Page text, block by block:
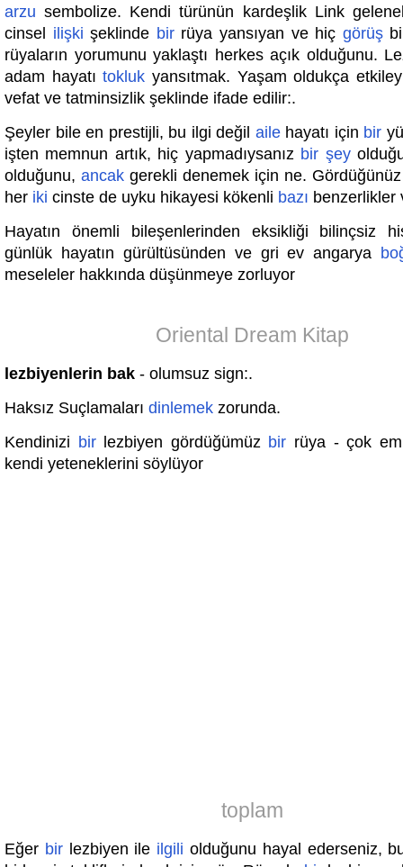
arzu sembolize. Kendi türünün kardeşlik Link
cinsel ilişki şeklinde birrüya yansıyan ve hiç görüş
rüyaların yorumunu yaklaştı herkes açık olduğunu.
adam hayatıtokluk yansıtmak. Yaşam oldukça
vefat ve tatminsizlik şeklinde ifade edilir:.
Şeyler bile en prestijli, bu ilgi değil ailehayatı için bir
işten memnun artık, hiç yapmadıysanız bir şey
olduğunu, ancak gerekli denemek için ne.
her iki cinste de uyku hikayesi kökenli bazı benzerlikler
Hayatın önemli bileşenlerinden eksikliği bilinçsiz
günlük hayatın gürültüsünden ve gri ev angarya
meseleler hakkında düşünmeye zorluyor
Oriental Dream Kitap
lezbiyenlerin bak - olumsuz sign:.
Haksız Suçlamaları dinlemek zorunda.
Kendinizi birlezbiyen gördüğümüz bir rüya - çok
kendi yeteneklerini söylüyor
toplam
Eğer birlezbiyen ile ilgili olduğunu hayal ederseniz,